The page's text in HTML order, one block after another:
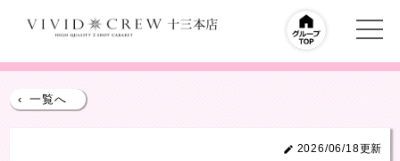
‹ 一覧へ
2026/06/18更新